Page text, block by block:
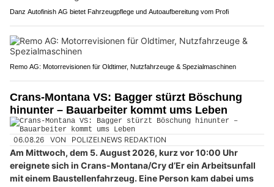
Danz Autofinish AG bietet Fahrzeugpflege und Autoaufbereitung vom Profi
Remo AG: Motorrevisionen für Oldtimer, Nutzfahrzeuge & Spezialmaschinen
Crans-Montana VS: Bagger stürzt Böschung
hinunter – Bauarbeiter kommt ums Leben
06.08.26 VON POLIZEI.NEWS REDAKTION
Am Mittwoch, dem 5. August 2026, kurz vor 10:00 Uhr
ereignete sich in Crans-Montana/Cry d’Er ein Arbeitsunfall
mit einem Baustellenfahrzeug. Eine Person kam dabei ums